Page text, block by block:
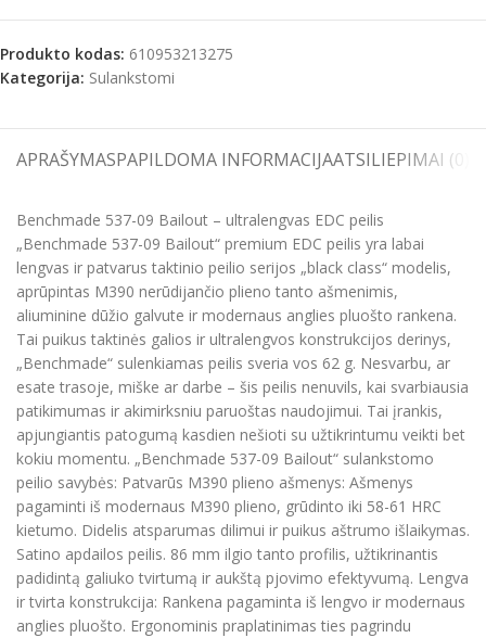
Produkto kodas: 610953213275
Kategorija: Sulankstomi
APRAŠYMASPAPILDOMA INFORMACIJAATSILIEPIMAI (0)
Benchmade 537-09 Bailout – ultralengvas EDC peilis
„Benchmade 537-09 Bailout“ premium EDC peilis yra labai
lengvas ir patvarus taktinio peilio serijos „black class“ modelis,
aprūpintas M390 nerūdijančio plieno tanto ašmenimis,
aliuminine dūžio galvute ir modernaus anglies pluošto rankena.
Tai puikus taktinės galios ir ultralengvos konstrukcijos derinys,
„Benchmade“ sulenkiamas peilis sveria vos 62 g. Nesvarbu, ar
esate trasoje, miške ar darbe – šis peilis nenuvils, kai svarbiausia
patikimumas ir akimirksniu paruoštas naudojimui. Tai įrankis,
apjungiantis patogumą kasdien nešioti su užtikrintumu veikti bet
kokiu momentu. „Benchmade 537-09 Bailout“ sulankstomo
peilio savybės: Patvarūs M390 plieno ašmenys: Ašmenys
pagaminti iš modernaus M390 plieno, grūdinto iki 58-61 HRC
kietumo. Didelis atsparumas dilimui ir puikus aštrumo išlaikymas.
Satino apdailos peilis. 86 mm ilgio tanto profilis, užtikrinantis
padidintą galiuko tvirtumą ir aukštą pjovimo efektyvumą. Lengva
ir tvirta konstrukcija: Rankena pagaminta iš lengvo ir modernaus
anglies pluošto. Ergonominis praplatinimas ties pagrindu